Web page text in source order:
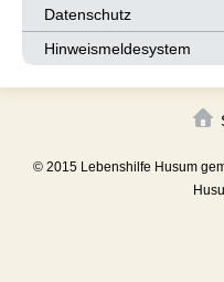
Datenschutz
Hinweismeldesystem
© 2015 Lebenshilfe Husum